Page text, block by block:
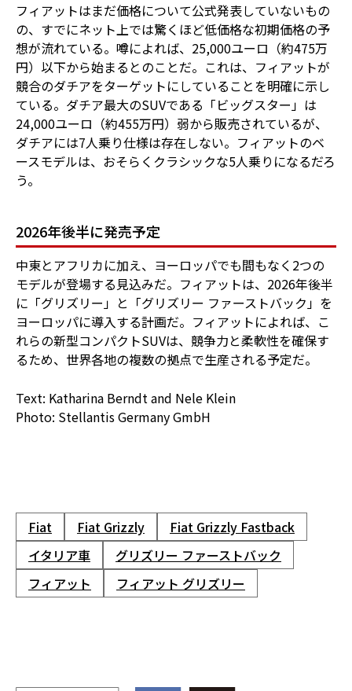
フィアットはまだ価格について公式発表していないもの
の、すでにネット上では驚くほど低価格な初期価格の予
想が流れている。噂によれば、25,000ユーロ（約475万
円）以下から始まるとのことだ。これは、フィアットが
競合のダチアをターゲットにしていることを明確に示し
ている。ダチア最大のSUVである「ビッグスター」は
24,000ユーロ（約455万円）弱から販売されているが、
ダチアには7人乗り仕様は存在しない。フィアットのベ
ースモデルは、おそらくクラシックな5人乗りになるだろ
う。
2026年後半に発売予定
中東とアフリカに加え、ヨーロッパでも間もなく2つの
モデルが登場する見込みだ。フィアットは、2026年後半
に「グリズリー」と「グリズリー ファーストバック」を
ヨーロッパに導入する計画だ。フィアットによれば、こ
れらの新型コンパクトSUVは、競争力と柔軟性を確保す
るため、世界各地の複数の拠点で生産される予定だ。
Text: Katharina Berndt and Nele Klein
Photo: Stellantis Germany GmbH
Fiat Fiat Grizzly
Fiat Grizzly Fastback
イタリア車
グリズリー ファーストバック
フィアット
フィアット グリズリー